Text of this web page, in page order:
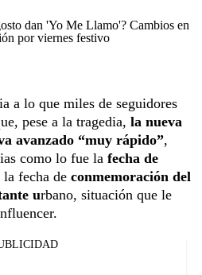
dan 'Yo Me Llamo'? Cambios en
por viernes festivo
a lo que miles de seguidores
pese a la tragedia, la nueva
avanzado “muy rápido”,
como lo fue la fecha de
la fecha de conmemoración del
urbano, situación que le